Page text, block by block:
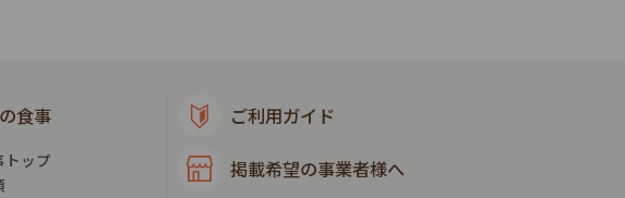
食事
トップ
ご利用ガイド
掲載希望の事業者様へ